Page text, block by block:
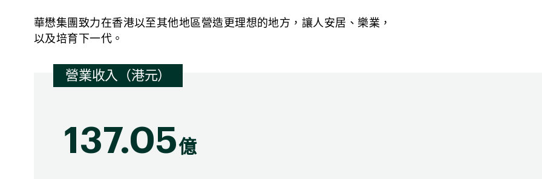
華懋集團致力在香港以至其他地區營造更理想的地方，讓人安居、樂業，
以及培育下一代。
營業收入（港元）
137.05億